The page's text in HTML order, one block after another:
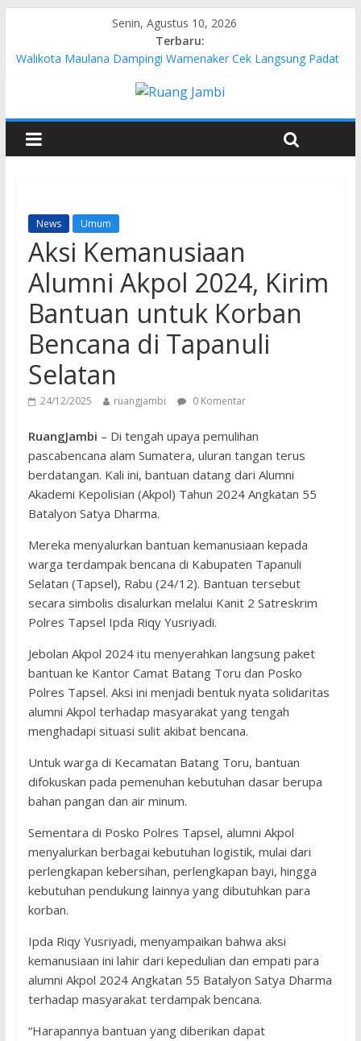
Senin, Agustus 10, 2026
Terbaru:
Walikota Maulana Dampingi Wamenaker Cek Langsung Padat
Pertamina EP Jambi Imbau Masyarakat Tidak Beraktivitas di
Kasus Brigadir EWS: 4 Anggota Polisi Tersangka Resmi
Didampingi Pengacara Chris Januardi
FSO 115
News Umum
Aksi Kemanusiaan
Alumni Akpol 2024, Kirim
Bantuan untuk Korban
Bencana di Tapanuli
Selatan
24/12/2025 ruangjambi 0 Komentar
RuangJambi – Di tengah upaya pemulihan
pascabencana alam Sumatera, uluran tangan terus
berdatangan. Kali ini, bantuan datang dari Alumni
Akademi Kepolisian (Akpol) Tahun 2024 Angkatan 55
Batalyon Satya Dharma.
Mereka menyalurkan bantuan kemanusiaan kepada
warga terdampak bencana di Kabupaten Tapanuli
Selatan (Tapsel), Rabu (24/12). Bantuan tersebut
secara simbolis disalurkan melalui Kanit 2 Satreskrim
Polres Tapsel Ipda Riqy Yusriyadi.
Jebolan Akpol 2024 itu menyerahkan langsung paket
bantuan ke Kantor Camat Batang Toru dan Posko
Polres Tapsel. Aksi ini menjadi bentuk nyata solidaritas
alumni Akpol terhadap masyarakat yang tengah
menghadapi situasi sulit akibat bencana.
Untuk warga di Kecamatan Batang Toru, bantuan
difokuskan pada pemenuhan kebutuhan dasar berupa
bahan pangan dan air minum.
Sementara di Posko Polres Tapsel, alumni Akpol
menyalurkan berbagai kebutuhan logistik, mulai dari
perlengkapan kebersihan, perlengkapan bayi, hingga
kebutuhan pendukung lainnya yang dibutuhkan para
korban.
Ipda Riqy Yusriyadi, menyampaikan bahwa aksi
kemanusiaan ini lahir dari kepedulian dan empati para
alumni Akpol 2024 Angkatan 55 Batalyon Satya Dharma
terhadap masyarakat terdampak bencana.
“Harapannya bantuan yang diberikan dapat